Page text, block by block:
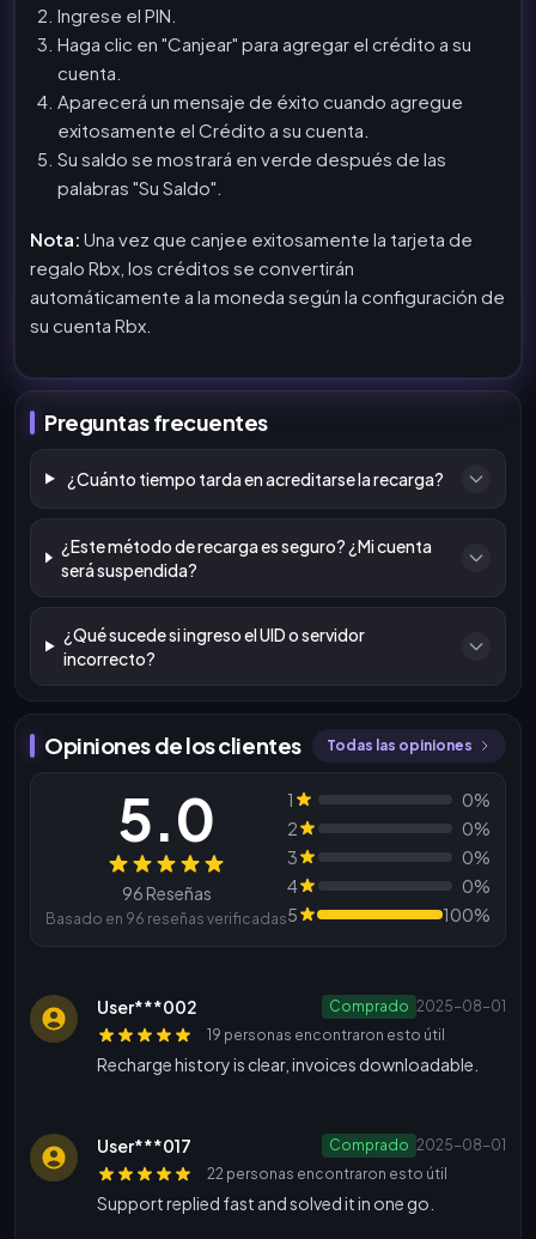
Ingrese el PIN.
Haga clic en "Canjear" para agregar el crédito a su
cuenta.
Aparecerá un mensaje de éxito cuando agregue
exitosamente el Crédito a su cuenta.
Su saldo se mostrará en verde después de las
palabras "Su Saldo".
Nota: Una vez que canjee exitosamente la tarjeta de
regalo Rbx, los créditos se convertirán
automáticamente a la moneda según la configuración de
su cuenta Rbx.
Preguntas frecuentes
¿Cuánto tiempo tarda en acreditarse la recarga?
¿Este método de recarga es seguro? ¿Mi cuenta
será suspendida?
¿Qué sucede si ingreso el UID o servidor
incorrecto?
Opiniones de los clientes Todas las opiniones
Reseñas
5.0
96 Reseñas
Basado en 96 reseñas verificadas
1
0%
2
0%
3
0%
4
0%
5
100%
User***002 Comprado 2025-08-01
19 personas encontraron esto útil
Recharge history is clear, invoices downloadable.
User***017 Comprado 2025-08-01
22 personas encontraron esto útil
Support replied fast and solved it in one go.